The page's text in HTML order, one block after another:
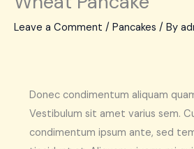
Leave a Comment / Pancakes / By
Donec condimentum aliquam
Vestibulum sit amet varius sem.
condimentum ipsum ante, sed